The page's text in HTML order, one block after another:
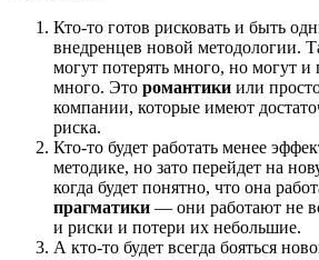
Кто-то готов рисковать и быть
внедренцев новой методологии.
могут потерять много, но могут и
много. Это романтики или
компании, которые имеют
риска.
Кто-то будет работать менее
методике, но зато перейдет на
когда будет понятно, что она
прагматики — они работают не
и риски и потери их небольшие.
А кто-то будет всегда бояться